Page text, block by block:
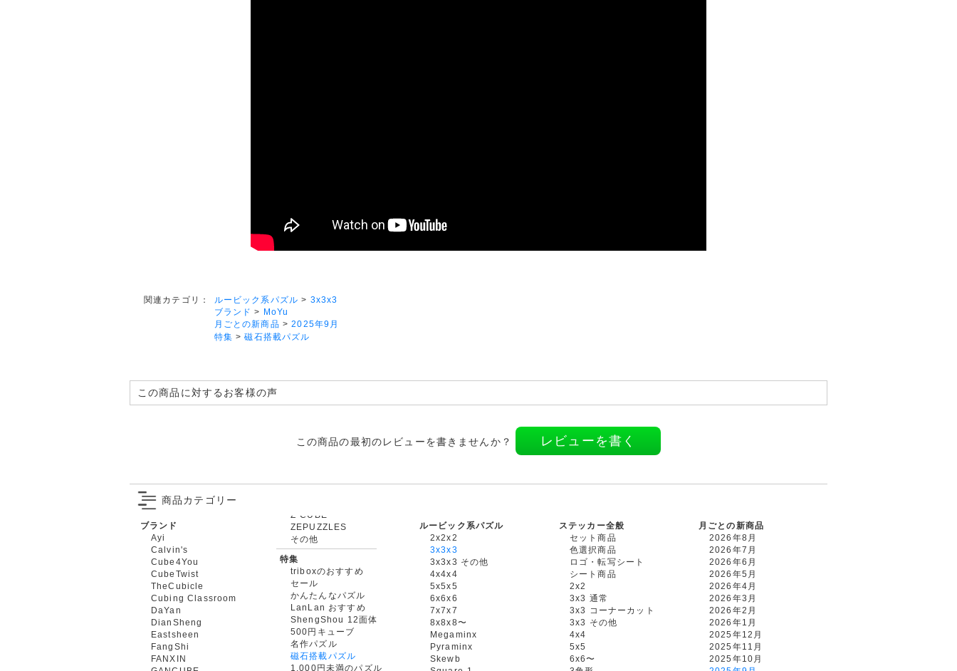
関連カテゴリ： ルービック系パズル > 3x3x3
ブランド > MoYu
月ごとの新商品 >2025年9月
特集 >磁石搭載パズル
この商品に対するお客様の声
この商品の最初のレビューを書きませんか？ レビューを書く
商品カテゴリー
ブランド
Ayi
Calvin's
Cube4You
CubeTwist
TheCubicle
Cubing Classroom
DaYan
DianSheng
Eastsheen
FangShi
FANXIN
ZEPUZZLES
その他
特集
triboxのおすすめ
セール
かんたんなパズル
LanLan おすすめ
ShengShou 12面体
500円キューブ
名作パズル
磁石搭載パズル
1,000円未満のパズル
ルービック系パズル
2x2x2
3x3x3
3x3x3 その他
4x4x4
5x5x5
6x6x6
7x7x7
8x8x8〜
Megaminx
Pyraminx
Skewb
ステッカー全般
セット商品
色選択商品
ロゴ・転写シート
シート商品
2x2
3x3 通常
3x3 コーナーカット
3x3 その他
4x4
5x5
6x6〜
月ごとの新商品
2026年8月
2026年7月
2026年6月
2026年5月
2026年4月
2026年3月
2026年2月
2026年1月
2025年12月
2025年11月
2025年10月